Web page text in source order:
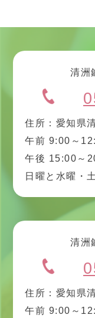
清洲
住所：愛知県
午前 9:00～
午後 15:00～
日曜と水曜・
清洲
住所：愛知県
午前 9:00～